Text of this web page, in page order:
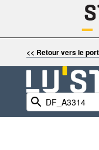
<< Retour vers le